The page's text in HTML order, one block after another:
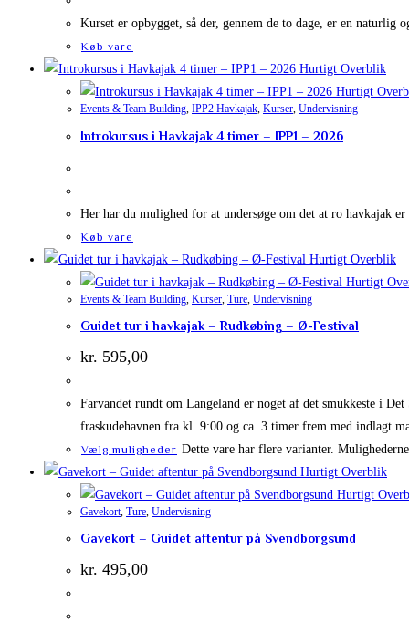
Kurset er opbygget, så der, gennem de to dage, er en
Køb vare
Hurtigt Overblik
Hurtigt
Events & Team Building, IPP2 Havkajak, Kurser, Undervisning
Introkursus i Havkajak 4 timer – IPP1 – 2026
Her har du mulighed for at undersøge om det at ro havkajak
Køb vare
Hurtigt Overblik
Hurtigt
Events & Team Building Kurser Ture Undervisning
Guidet tur i havkajak – Rudkøbing – Ø-Festival
kr. 595,00
Farvandet rundt om Langeland er noget af det smukkeste i
fraskudehavnen fra kl. 9:00 og ca. 3 timer frem med indlagt
Vælg muligheder Dette vare har flere varianter.
Hurtigt Overblik
Hurtigt
Gavekort Ture Undervisning
Gavekort – Guidet aftentur på Svendborgsund
kr. 495,00